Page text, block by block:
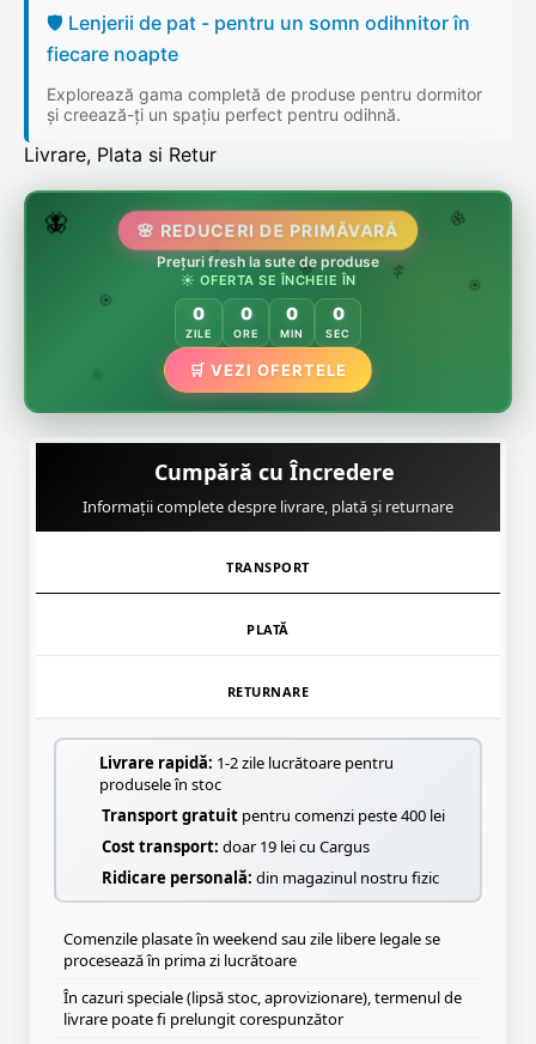
🛡️ Lenjerii de pat - pentru un somn odihnitor în
fiecare noapte
Explorează gama completă de produse pentru dormitor
și creează-ți un spațiu perfect pentru odihnă.
Livrare, Plata si Retur
🌸
🌸
🌿
🌸
🏵️
🌷
🦋 🌸 REDUCERI DE PRIMĂVARĂ
Prețuri fresh la sute de produse
☀️ OFERTA SE ÎNCHEIE ÎN
0
ZILE
0
ORE
0
MIN
0
SEC
🛒 VEZI OFERTELE
Cumpără cu Încredere
Informații complete despre livrare, plată și returnare
TRANSPORT
PLATĂ
RETURNARE
Livrare rapidă: 1-2 zile lucrătoare pentru
produsele în stoc
Transport gratuit pentru comenzi peste 400 lei
Cost transport: doar 19 lei cu Cargus
Ridicare personală: din magazinul nostru fizic
Comenzile plasate în weekend sau zile libere legale se
procesează în prima zi lucrătoare
În cazuri speciale (lipsă stoc, aprovizionare), termenul de
livrare poate fi prelungit corespunzător